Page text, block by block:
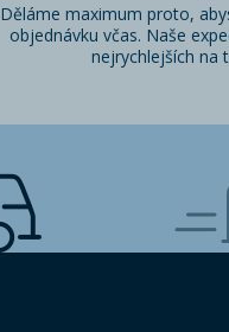
Děláme maximum proto,
objednávku včas. Naše
nejrychlejších na